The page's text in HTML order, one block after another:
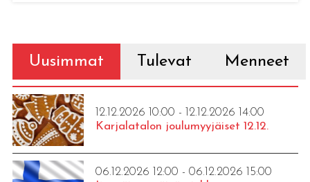
Uusimmat Tulevat Menneet
12.12.2026 10:00 - 12.12.2026 14:00
Karjalatalon joulumyyjäiset 12.12.
06.12.2026 12:00 - 06.12.2026 15:00